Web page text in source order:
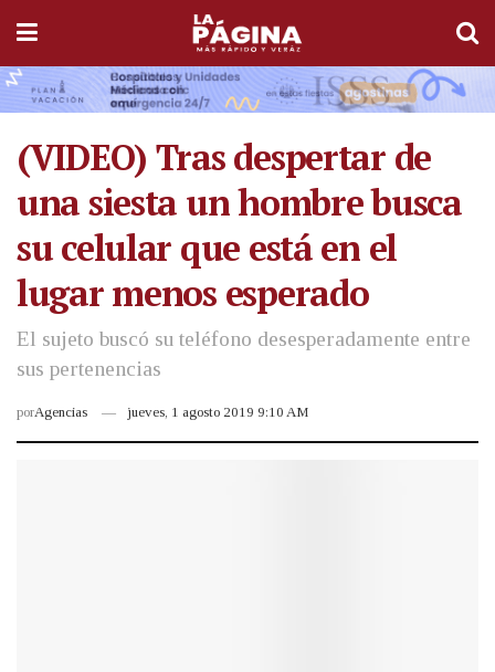
(VIDEO) Tras despertar de
una siesta un hombre busca
su celular que está en el
lugar menos esperado
El sujeto buscó su teléfono desesperadamente entre
sus pertenencias
porAgencias jueves, 1 agosto 2019 9:10 AM